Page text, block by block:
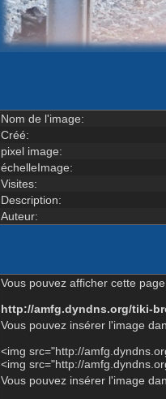
Nom de l'image:
Créé:
pixel image:
échelleImage:
Visites:
Description:
Auteur:
Vous pouvez afficher cette
http://amfg.dyndns.org/tiki-
Vous pouvez insérer l'image
<img src="http://
<img src="http://
Vous pouvez insérer l'image